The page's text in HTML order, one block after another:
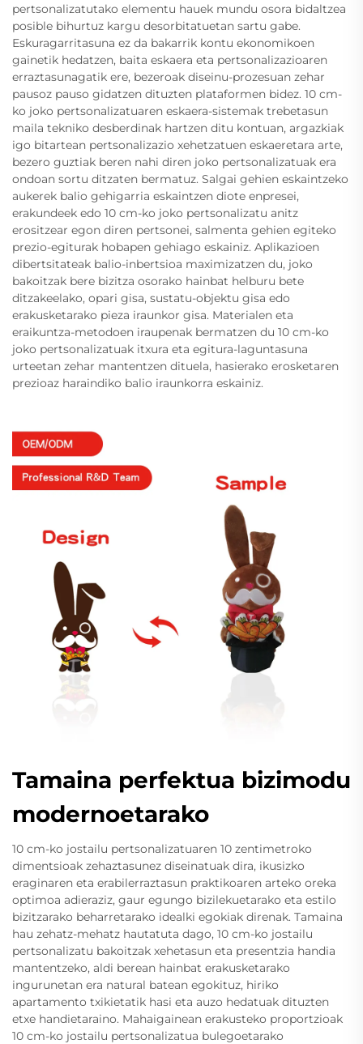
pertsonalizatutako elementu hauek mundu osora bidaltzea
posible bihurtuz kargu desorbitatuetan sartu gabe.
Eskuragarritasuna ez da bakarrik kontu ekonomikoen
gainetik hedatzen, baita eskaera eta pertsonalizazioaren
erraztasunagatik ere, bezeroak diseinu-prozesuan zehar
pausoz pauso gidatzen dituzten plataformen bidez. 10 cm-
ko joko pertsonalizatuaren eskaera-sistemak trebetasun
maila tekniko desberdinak hartzen ditu kontuan, argazkiak
igo bitartean pertsonalizazio xehetzatuen eskaeretara arte,
bezero guztiak beren nahi diren joko pertsonalizatuak era
ondoan sortu ditzaten bermatuz. Salgai gehien eskaintzeko
aukerek balio gehigarria eskaintzen diote enpresei,
erakundeek edo 10 cm-ko joko pertsonalizatu anitz
erositzear egon diren pertsonei, salmenta gehien egiteko
prezio-egiturak hobapen gehiago eskainiz. Aplikazioen
dibertsitateak balio-inbertsioa maximizatzen du, joko
bakoitzak bere bizitza osorako hainbat helburu bete
ditzakeelako, opari gisa, sustatu-objektu gisa edo
erakusketarako pieza iraunkor gisa. Materialen eta
eraikuntza-metodoen iraupenak bermatzen du 10 cm-ko
joko pertsonalizatuak itxura eta egitura-laguntasuna
urteetan zehar mantentzen dituela, hasierako erosketaren
prezioaz haraindiko balio iraunkorra eskainiz.
Tamaina perfektua bizimodu
modernoetarako
10 cm-ko jostailu pertsonalizatuaren 10 zentimetroko
dimentsioak zehaztasunez diseinatuak dira, ikusizko
eraginaren eta erabilerraztasun praktikoaren arteko oreka
optimoa adieraziz, gaur egungo bizilekuetarako eta estilo
bizitzarako beharretarako idealki egokiak direnak. Tamaina
hau zehatz-mehatz hautatuta dago, 10 cm-ko jostailu
pertsonalizatu bakoitzak xehetasun eta presentzia handia
mantentzeko, aldi berean hainbat erakusketarako
ingurunetan era natural batean egokituz, hiriko
apartamento txikietatik hasi eta auzo hedatuak dituzten
etxe handietaraino. Mahaigainean erakusteko proportzioak
10 cm-ko jostailu pertsonalizatua bulegoetarako